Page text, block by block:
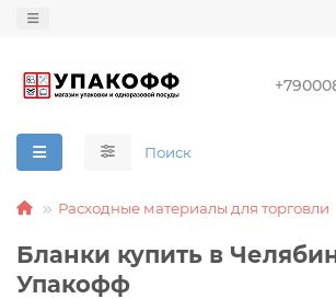
Расходные материалы для торговли
Бланки купить в
Упакофф